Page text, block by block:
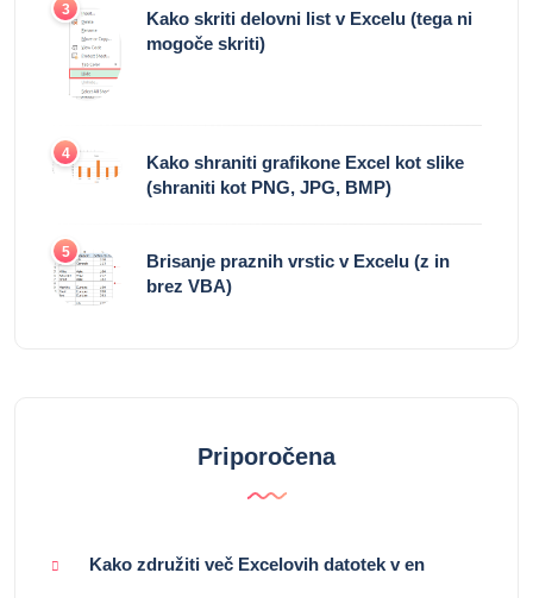
3
Kako skriti delovni list v Excelu (tega ni
mogoče skriti)
4
Kako shraniti grafikone Excel kot slike
(shraniti kot PNG, JPG, BMP)
5
Brisanje praznih vrstic v Excelu (z in
brez VBA)
Priporočena
Kako združiti več Excelovih datotek v en